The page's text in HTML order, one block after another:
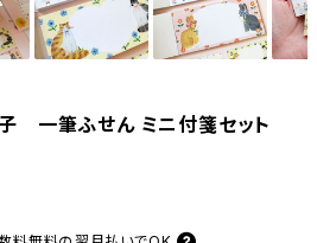
一筆ふせん ミニ付箋セット